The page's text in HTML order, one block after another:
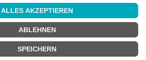
zu nutzen, müssen Siemindestens